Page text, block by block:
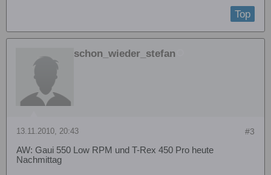
Top
schon_wieder_stefan
#3
13.11.2010, 20:43
AW: Gaui 550 Low RPM und T-Rex 450 Pro heute
Nachmittag